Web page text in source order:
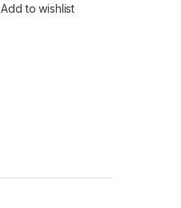
Add to wishlist